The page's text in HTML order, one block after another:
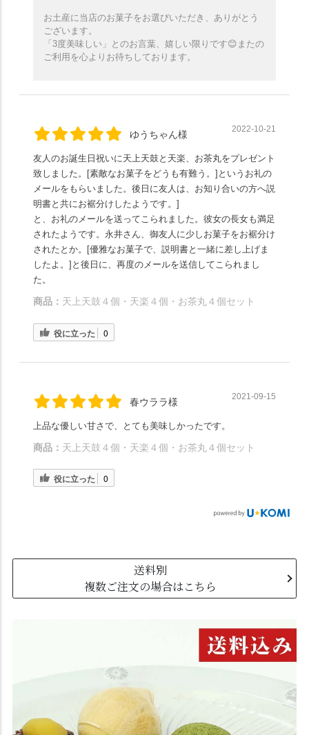
お土産に当店のお菓子をお選びいただき、ありがとう
ございます。
「3度美味しい」とのお言葉、嬉しい限りです😊またの
ご利用を心よりお待ちしております。
ゆうちゃん様 2022-10-21
友人のお誕生日祝いに天上天鼓と天楽、お茶丸をプレゼント
致しました。[素敵なお菓子をどうも有難う。]というお礼の
メールをもらいました。後日に友人は、お知り合いの方へ説
明書と共にお裾分けしたようです。]
と、お礼のメールを送ってこられました。彼女の長女も満足
されたようです。永井さん、御友人に少しお菓子をお裾分け
されたとか。[優雅なお菓子で、説明書と一緒に差し上げま
したよ。]と後日に、再度のメールを送信してこられまし
た。
商品： 天上天鼓４個・天楽４個・お茶丸４個セット
役に立った 0
春ウララ様 2021-09-15
上品な優しい甘さで、とても美味しかったです。
商品： 天上天鼓４個・天楽４個・お茶丸４個セット
役に立った 0
送料別
複数ご注文の場合はこちら